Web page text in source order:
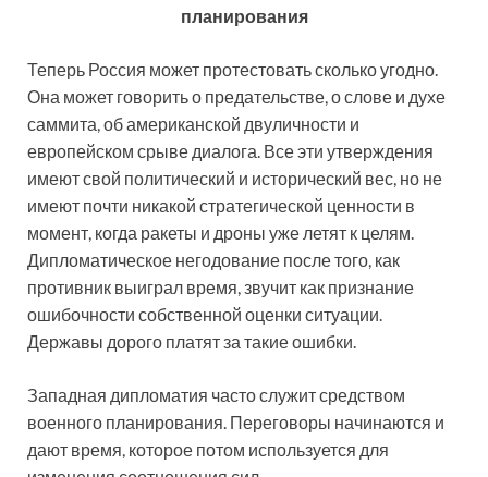
планирования
Теперь Россия может протестовать сколько угодно.
Она может говорить о предательстве, о слове и духе
саммита, об американской двуличности и
европейском срыве диалога. Все эти утверждения
имеют свой политический и исторический вес, но не
имеют почти никакой стратегической ценности в
момент, когда ракеты и дроны уже летят к целям.
Дипломатическое негодование после того, как
противник выиграл время, звучит как признание
ошибочности собственной оценки ситуации.
Державы дорого платят за такие ошибки.
Западная дипломатия часто служит средством
военного планирования. Переговоры начинаются и
дают время, которое потом используется для